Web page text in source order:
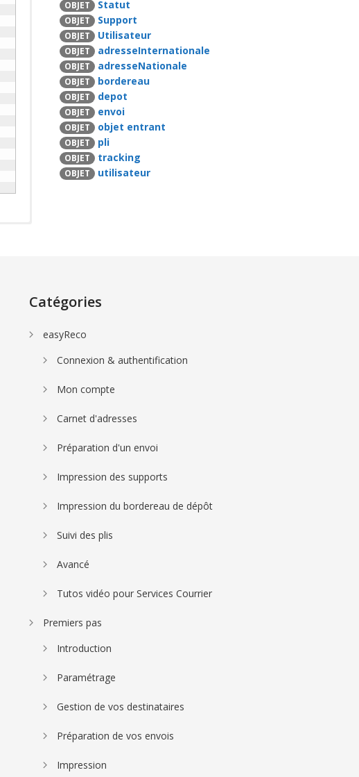
OBJET Statut
OBJET Support
OBJET Utilisateur
OBJET adresseInternationale
OBJET adresseNationale
OBJET bordereau
OBJET depot
OBJET envoi
OBJET objet entrant
OBJET pli
OBJET tracking
OBJET utilisateur
Catégories
easyReco
Connexion & authentification
Mon compte
Carnet d'adresses
Préparation d'un envoi
Impression des supports
Impression du bordereau de dépôt
Suivi des plis
Avancé
Tutos vidéo pour Services Courrier
Premiers pas
Introduction
Paramétrage
Gestion de vos destinataires
Préparation de vos envois
Impression